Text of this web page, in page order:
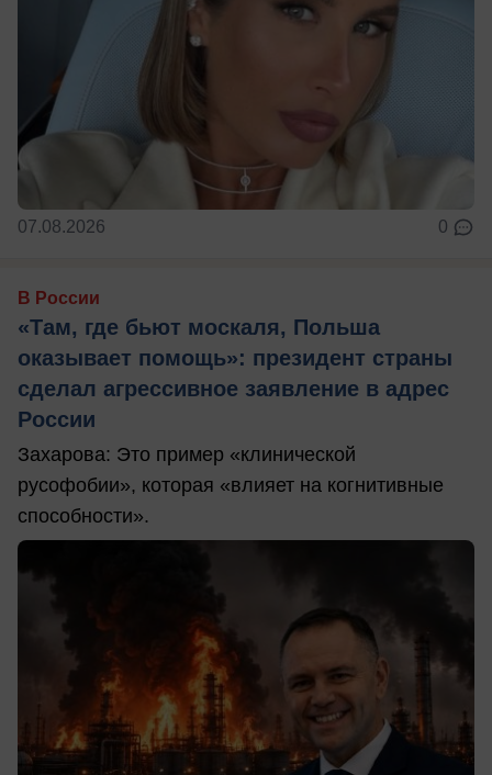
07.08.2026 0
В России
«Там, где бьют москаля, Польша
оказывает помощь»: президент страны
сделал агрессивное заявление в адрес
России
Захарова: Это пример «клинической
русофобии», которая «влияет на когнитивные
способности».